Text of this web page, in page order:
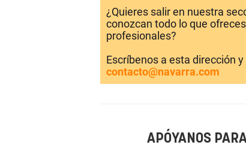
¿Quieres salir en nuestra
conozcan todo lo que
profesionales?
Escríbenos a esta dirección
contacto@navarra.com
APÓYANOS